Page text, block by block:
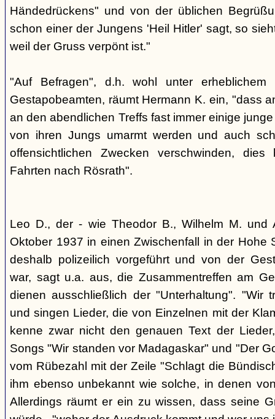
Händedrückens" und von der üblichen
schon einer der Jungens 'Heil Hitler' sagt, so
weil der Gruss verpönt ist."
"Auf Befragen", d.h. wohl unter erheblichem
Gestapobeamten, räumt Hermann K. ein, "dass
an den abendlichen Treffs fast immer einige
von ihren Jungs umarmt werden und auch
offensichtlichen Zwecken verschwinden,
Fahrten nach Rösrath".
Leo D., der - wie Theodor B., Wilhelm M. und
Oktober 1937 in einen Zwischenfall in der Hohe
deshalb polizeilich vorgeführt und von der
war, sagt u.a. aus, die Zusammentreffen am
dienen ausschließlich der "Unterhaltung". "Wir
und singen Lieder, die von Einzelnen mit der
kenne zwar nicht den genauen Text der
Songs "Wir standen vor Madagaskar" und "Der
vom Rübezahl mit der Zeile "Schlagt die
ihm ebenso unbekannt wie solche, in denen
Allerdings räumt er ein zu wissen, dass seine